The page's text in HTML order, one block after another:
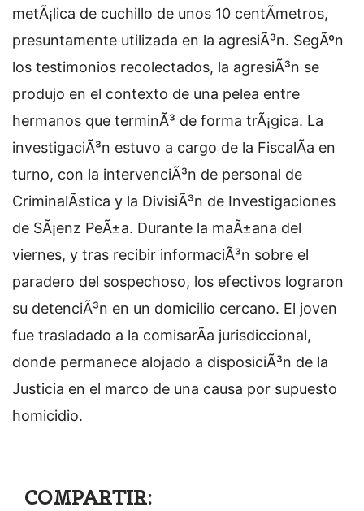
metÃ¡lica de cuchillo de unos 10 centÃ­metros,
presuntamente utilizada en la agresiÃ³n. SegÃºn
los testimonios recolectados, la agresiÃ³n se
produjo en el contexto de una pelea entre
hermanos que terminÃ³ de forma trÃ¡gica. La
investigaciÃ³n estuvo a cargo de la FiscalÃ­a en
turno, con la intervenciÃ³n de personal de
CriminalÃ­stica y la DivisiÃ³n de Investigaciones
de SÃ¡enz PeÃ±a. Durante la maÃ±ana del
viernes, y tras recibir informaciÃ³n sobre el
paradero del sospechoso, los efectivos lograron
su detenciÃ³n en un domicilio cercano. El joven
fue trasladado a la comisarÃ­a jurisdiccional,
donde permanece alojado a disposiciÃ³n de la
Justicia en el marco de una causa por supuesto
homicidio.
COMPARTIR: